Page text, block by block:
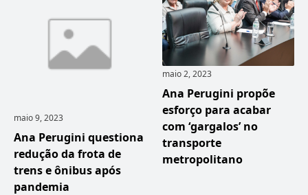
maio 9, 2023
Ana Perugini questiona
redução da frota de
trens e ônibus após
pandemia
maio 2, 2023
Ana Perugini propõe
esforço para acabar
com ‘gargalos’ no
transporte
metropolitano